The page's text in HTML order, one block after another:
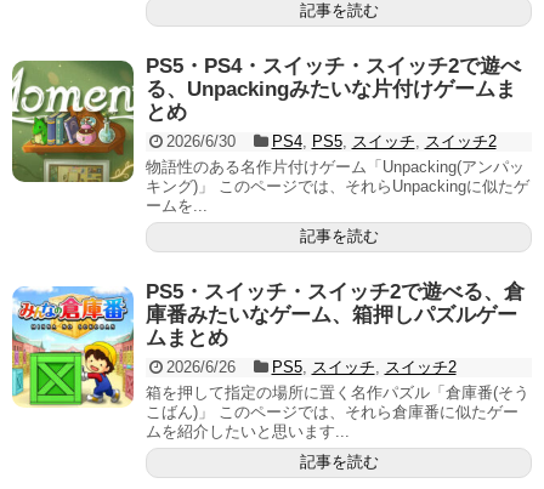
記事を読む
PS5・PS4・スイッチ・スイッチ2で遊べ
る、Unpackingみたいな片付けゲームま
とめ
2026/6/30 PS4, PS5, スイッチ, スイッチ2
物語性のある名作片付けゲーム「Unpacking(アンパッ
キング)」 このページでは、それらUnpackingに似たゲ
ームを...
記事を読む
PS5・スイッチ・スイッチ2で遊べる、倉
庫番みたいなゲーム、箱押しパズルゲー
ムまとめ
2026/6/26 PS5, スイッチ, スイッチ2
箱を押して指定の場所に置く名作パズル「倉庫番(そう
こばん)」 このページでは、それら倉庫番に似たゲー
ムを紹介したいと思います...
記事を読む